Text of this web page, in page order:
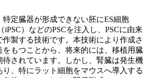
定臓器が形成できない胚にES細胞
iPSC）などのPSCを注入し、PSCに由来
製する技術です。本技術により作成さ
もつことから、将来的には、移植用臓
待されています。しかし、腎臓は発生機
、特にラット細胞をマウスへ導入する